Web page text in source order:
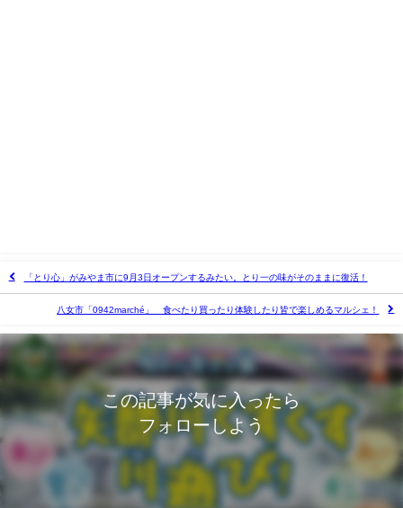
「とり心」がみやま市に9月3日オープンするみたい。とり一の味がそのままに復活！
八女市「0942marché」 食べたり買ったり体験したり皆で楽しめるマルシェ！
この記事が気に入ったら
フォローしよう